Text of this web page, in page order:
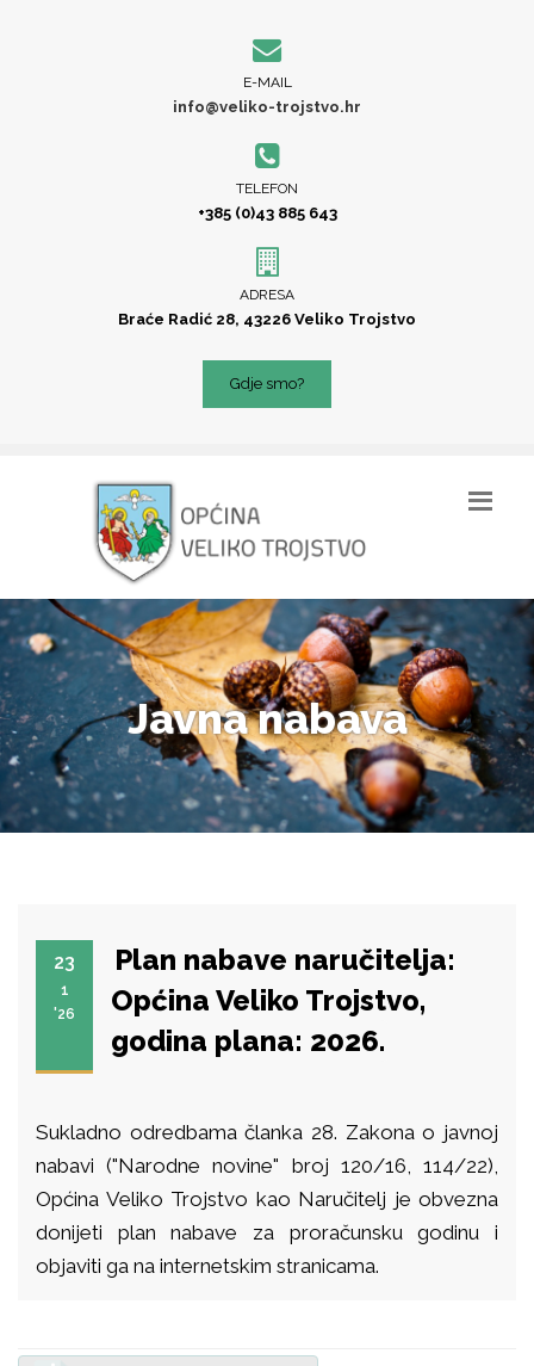
E-MAIL
info@veliko-trojstvo.hr
TELEFON
+385 (0)43 885 643
ADRESA
Braće Radić 28, 43226 Veliko Trojstvo
Gdje smo?
Javna nabava
23
1
'26
Plan nabave naručitelja:
Općina Veliko Trojstvo,
godina plana: 2026.
Sukladno odredbama članka 28. Zakona o javnoj
nabavi ("Narodne novine" broj 120/16, 114/22),
Općina Veliko Trojstvo kao Naručitelj je obvezna
donijeti plan nabave za proračunsku godinu i
objaviti ga na internetskim stranicama.